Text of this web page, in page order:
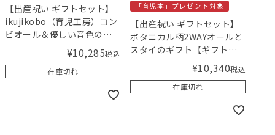
【出産祝い ギフトセット】
ikujikobo（育児工房）コン
ビオール＆優しい音色のガ
ラガラセット（ピンク）
【ギフトボックス入り】／
Amingオリジナルセット
¥10,285税込
在庫切れ
「育児本」プレゼント対象
【出産祝い ギフトセット】
ボタニカル柄2WAYオールと
スタイのギフト【ギフトボ
ックス入り】／Amingオリ
¥10,340税込
在庫切れ